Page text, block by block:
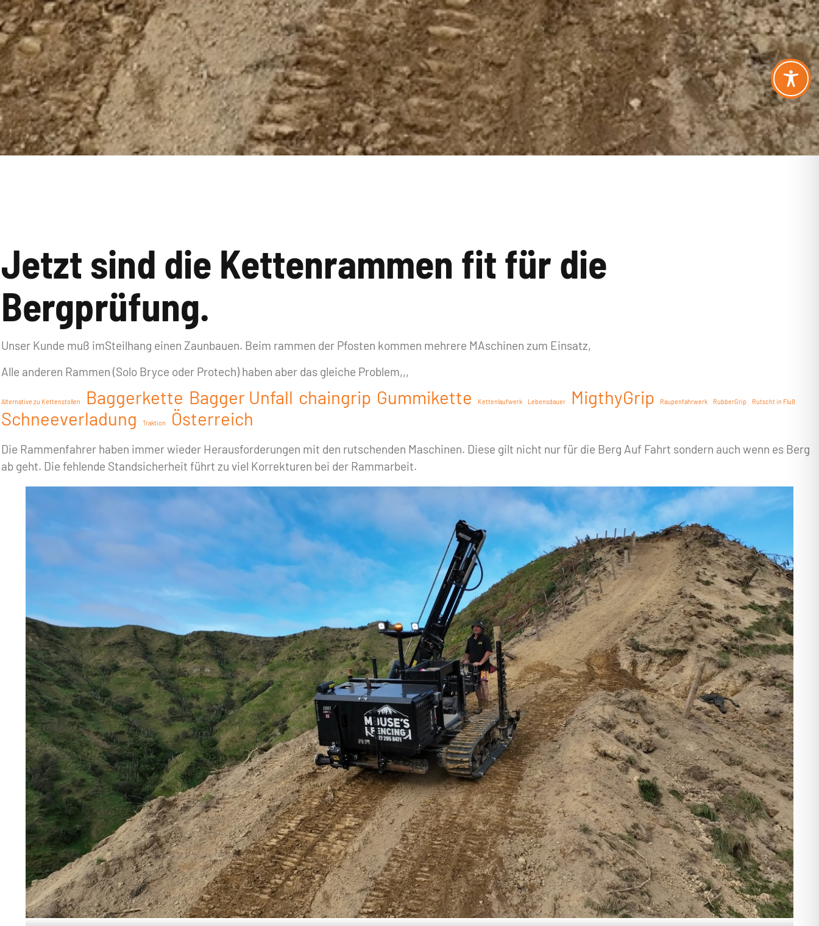
Jetzt sind die Kettenrammen fit für die
Bergprüfung.
Unser Kunde muß imSteilhang einen Zaunbauen. Beim rammen der Pfosten kommen mehrere MAschinen zum Einsatz,
Alle anderen Rammen (Solo Bryce oder Protech) haben aber das gleiche Problem,,,
Alternative zu Kettenstollen Baggerkette Bagger Unfall chaingrip Gummikette Kettenlaufwerk Lebensdauer MigthyGrip Raupenfahrwerk RubberGrip Rutscht in Fluß
Schneeverladung Traktion Österreich
Die Rammenfahrer haben immer wieder Herausforderungen mit den rutschenden Maschinen. Diese gilt nicht nur für die Berg Auf Fahrt sondern auch wenn es Berg
ab geht. Die fehlende Standsicherheit führt zu viel Korrekturen bei der Rammarbeit.